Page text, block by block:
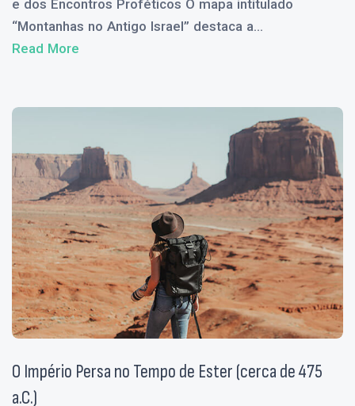
e dos Encontros Proféticos O mapa intitulado
“Montanhas no Antigo Israel” destaca a...
Read More
O Império Persa no Tempo de Ester (cerca de 475
a.C.)